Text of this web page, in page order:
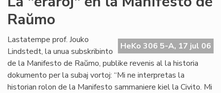
Raŭmo
HeKo 306 5-A, 17 jul 06
Lastatempe prof. Jouko
Lindstedt, la unua subskribinto
de la Manifesto de Raŭmo, publike revenis al la historia
dokumento per la subaj vortoj: “Mi ne interpretas la
historian rolon de la Manifesto sammaniere kiel la Civito. Mi